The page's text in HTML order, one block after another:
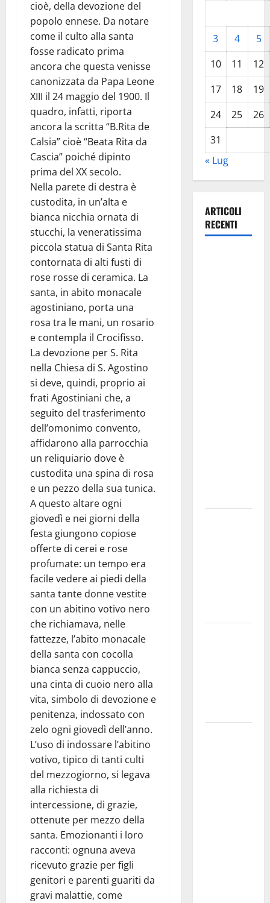
cioè, della devozione del
popolo ennese. Da notare
come il culto alla santa
fosse radicato prima
ancora che questa venisse
canonizzata da Papa Leone
XIII il 24 maggio del 1900. Il
quadro, infatti, riporta
ancora la scritta “B.Rita de
Calsia” cioè “Beata Rita da
Cascia” poiché dipinto
prima del XX secolo.
Nella parete di destra è
custodita, in un’alta e
bianca nicchia ornata di
stucchi, la veneratissima
piccola statua di Santa Rita
contornata di alti fusti di
rose rosse di ceramica. La
santa, in abito monacale
agostiniano, porta una
rosa tra le mani, un rosario
e contempla il Crocifisso.
La devozione per S. Rita
nella Chiesa di S. Agostino
si deve, quindi, proprio ai
frati Agostiniani che, a
seguito del trasferimento
dell’omonimo convento,
affidarono alla parrocchia
un reliquiario dove è
custodita una spina di rosa
e un pezzo della sua tunica.
A questo altare ogni
giovedì e nei giorni della
festa giungono copiose
offerte di cerei e rose
profumate: un tempo era
facile vedere ai piedi della
santa tante donne vestite
con un abitino votivo nero
che richiamava, nelle
fattezze, l’abito monacale
della santa con cocolla
bianca senza cappuccio,
una cinta di cuoio nero alla
vita, simbolo di devozione e
penitenza, indossato con
zelo ogni giovedì dell’anno.
L’uso di indossare l’abitino
votivo, tipico di tanti culti
del mezzogiorno, si legava
alla richiesta di
intercessione, di grazie,
ottenute per mezzo della
santa. Emozionanti i loro
racconti: ognuna aveva
ricevuto grazie per figli
genitori e parenti guariti da
gravi malattie, come
3 4
5
10
11
12
17
18
19
24
25
26
31
« Lug
ARTICOLI
RECENTI